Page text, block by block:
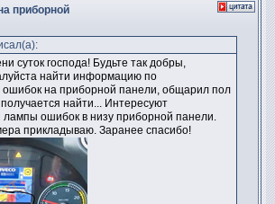
приборной
суток господа! Будьте так добры,
найти информацию по
ошибок на приборной панели, общарил пол
найти... Интересуют
ошибок в низу приборной панели.
прикладываю. Заранее спасибо!